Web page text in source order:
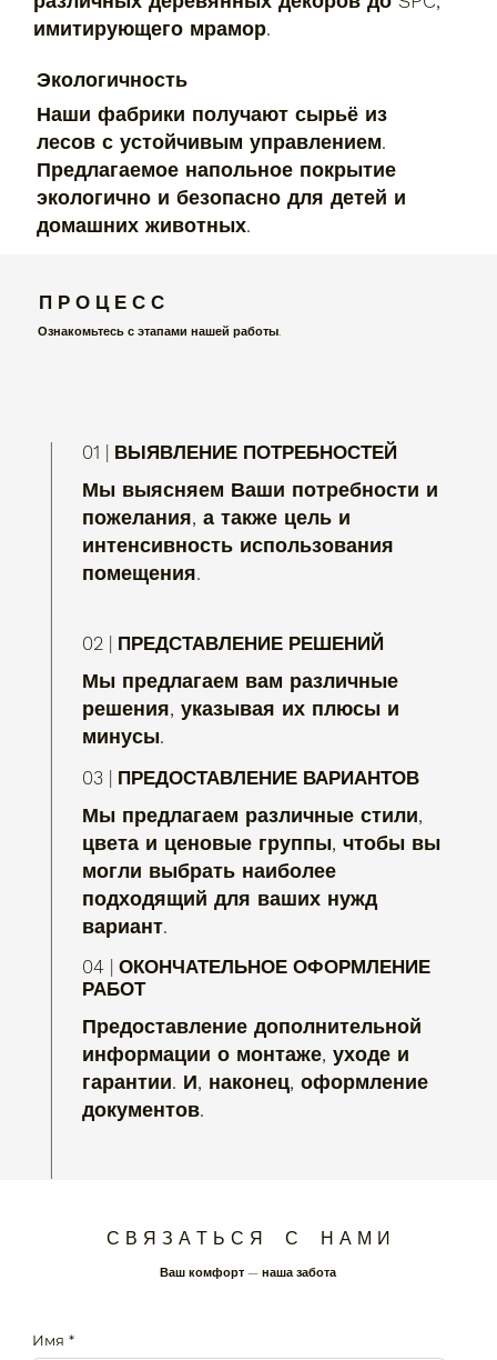
имитирующего мрамор.
Экологичность
Наши фабрики получают сырьё из
лесов с устойчивым управлением.
Предлагаемое напольное покрытие
экологично и безопасно для детей и
домашних животных.
П Р О Ц Е С С
Ознакомьтесь с этапами нашей работы.
01 | ВЫЯВЛЕНИЕ ПОТРЕБНОСТЕЙ
Мы выясняем Ваши потребности и
пожелания, а также цель и
интенсивность использования
помещения.
02 | ПРЕДСТАВЛЕНИЕ РЕШЕНИЙ
Мы предлагаем вам различные
решения, указывая их плюсы и
минусы.
03 | ПРЕДОСТАВЛЕНИЕ ВАРИАНТОВ
Мы предлагаем различные стили,
цвета и ценовые группы, чтобы вы
могли выбрать наиболее
подходящий для ваших нужд
вариант.
04 | ОКОНЧАТЕЛЬНОЕ ОФОРМЛЕНИЕ
РАБОТ
Предоставление дополнительной
информации о монтаже, уходе и
гарантии. И, наконец, оформление
документов.
С В Я З А Т Ь С Я С Н А М И
Ваш комфорт — наша забота
Имя *